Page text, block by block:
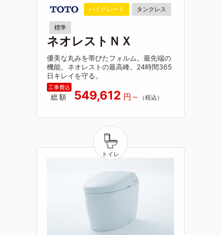
ハイグレード タンクレス
標準
ネオレストＮＸ
優美な丸みを帯びたフォルム。最先端の
機能。ネオレストの最高峰。24時間365
日キレイを守る。
総額 549,612